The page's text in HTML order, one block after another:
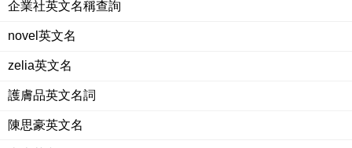
企業社英文名稱查詢
novel英文名
zelia英文名
護膚品英文名詞
陳思豪英文名